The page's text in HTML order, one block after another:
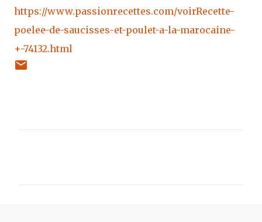
https://www.passionrecettes.com/voirRecette-
poelee-de-saucisses-et-poulet-a-la-marocaine-
+-74132.html